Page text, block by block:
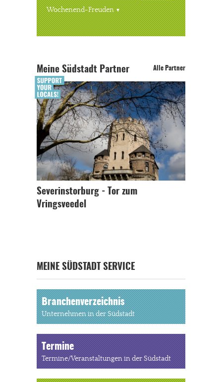
Wochenend-Freuden
Meine Südstadt Partner Alle Partner
Severinstorburg - Tor zum
Vringsveedel
MEINE SÜDSTADT SERVICE
Branchenverzeichnis
Unternehmen in der Südstadt
Termine
Termine/Veranstaltungen in der Südstadt